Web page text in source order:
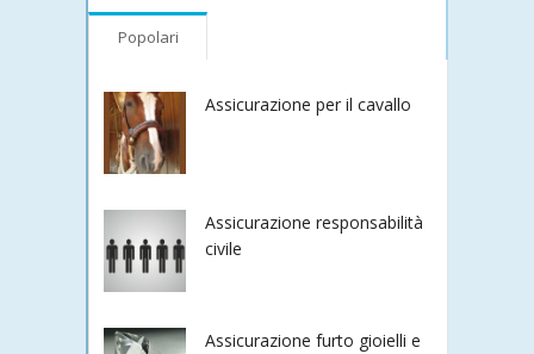
Popolari
Assicurazione per il cavallo
Assicurazione responsabilità
civile
Assicurazione furto gioielli e